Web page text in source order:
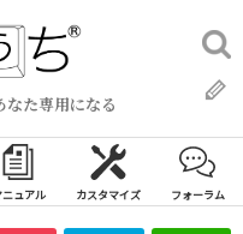
なた専用になる
検
索:
ニュアル カスタマイズ フォーラム